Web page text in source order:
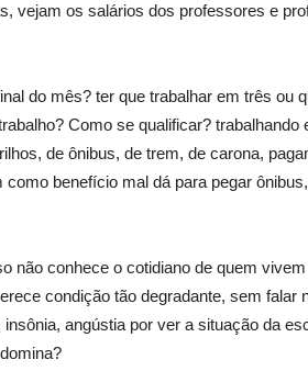
vejam os salários dos professores e
do mês? ter que trabalhar em três ou
Como se qualificar? trabalhando
de ônibus, de trem, de carona,
benefício mal dá para pegar
não conhece o cotidiano de quem
condição tão degradante, sem falar
angústia por ver a situação da